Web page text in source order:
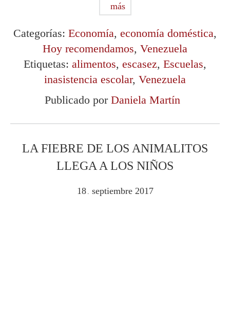
más
Categorías: Economía, economía doméstica,
Hoy recomendamos, Venezuela
Etiquetas: alimentos, escasez, Escuelas,
inasistencia escolar, Venezuela
Publicado por Daniela Martín
LA FIEBRE DE LOS ANIMALITOS
LLEGA A LOS NIÑOS
18 . septiembre 2017